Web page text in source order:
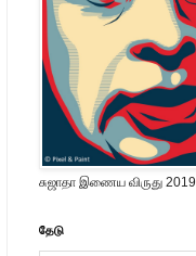
சுஜாதா இணைய விருது 2019
தேடு